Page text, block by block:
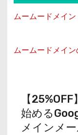
ムームードメイン
ムームードメイ
【
始める
メインメ